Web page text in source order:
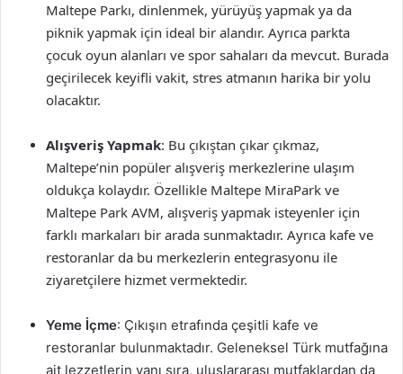
Maltepe Parkı, dinlenmek, yürüyüş yapmak ya da
piknik yapmak için ideal bir alandır. Ayrıca parkta
çocuk oyun alanları ve spor sahaları da mevcut. Burada
geçirilecek keyifli vakit, stres atmanın harika bir yolu
olacaktır.
Alışveriş Yapmak: Bu çıkıştan çıkar çıkmaz,
Maltepe’nin popüler alışveriş merkezlerine ulaşım
oldukça kolaydır. Özellikle Maltepe MiraPark ve
Maltepe Park AVM, alışveriş yapmak isteyenler için
farklı markaları bir arada sunmaktadır. Ayrıca kafe ve
restoranlar da bu merkezlerin entegrasyonu ile
ziyaretçilere hizmet vermektedir.
Yeme İçme: Çıkışın etrafında çeşitli kafe ve
restoranlar bulunmaktadır. Geleneksel Türk mutfağına
ait lezzetlerin yanı sıra, uluslararası mutfaklardan da